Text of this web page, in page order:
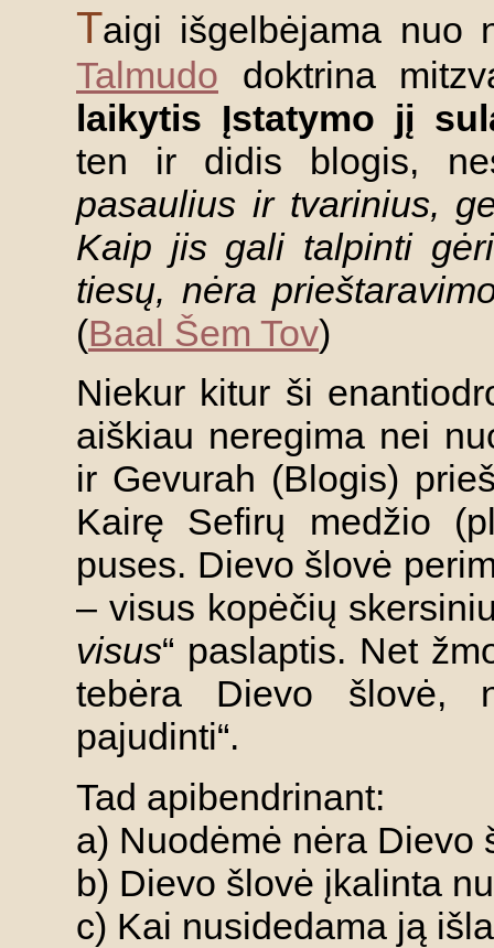
Taigi išgelbėjama nuo
Talmudo doktrina
laikytis Įstatymo jį
ten ir didis blogis,
pasaulius ir tvarinius,
Kaip jis gali talpinti
tiesų, nėra
(Baal Šem Tov)
Niekur kitur ši
aiškiau neregima nei
ir Gevurah (Blogis)
Kairę Sefirų medžio
puses. Dievo šlovė
– visus kopėčių
visus“ paslaptis. Net
tebėra Dievo šlovė,
pajudinti“.
Tad apibendrinant:
a) Nuodėmė nėra Dievo
b) Dievo šlovė įkalinta
c) Kai nusidedama ją